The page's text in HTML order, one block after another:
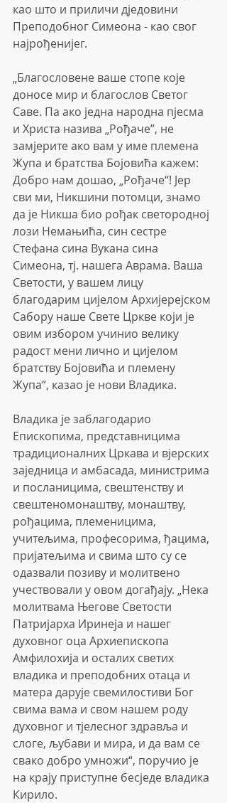
као што и приличи дједовини
Преподобног Симеона - као свог
најрођенијег.
„Благословене ваше стопе које
доносе мир и благослов Светог
Саве. Па ако једна народна пјесма
и Христа назива „Рођаче”, не
замјерите ако вам у име племена
Жупа и братства Бојовића кажем:
Добро нам дошао, „Рођаче“! Јер
сви ми, Никшини потомци, знамо
да је Никша био рођак светородној
лози Немањића, син сестре
Стефана сина Вукана сина
Симеона, тј. нашега Аврама. Ваша
Светости, у вашем лицу
благодарим цијелом Архијерејском
Сабору наше Свете Цркве који је
овим избором учинио велику
радост мени лично и цијелом
братству Бојовића и племену
Жупа“, казао је нови Владика.
Владика је заблагодарио
Епископима, представницима
традиционалних Цркава и вјерских
заједница и амбасада, министрима
и посланицима, свештенству и
свештеномонаштву, монаштву,
рођацима, племеницима,
учитељима, професорима, ђацима,
пријатељима и свима што су се
одазвали позиву и молитвено
учествовали у овом догађају. „Нека
молитвама Његове Светости
Патријарха Иринеја и нашег
духовног оца Архиепископа
Амфилохија и осталих светих
владика и преподобних отаца и
матера дарује свемилостиви Бог
свима вама и свом нашем роду
духовног и тјелесног здравља и
слоге, љубави и мира, и да вам се
свако добро умножи“, поручио је
на крају приступне бесједе владика
Кирило.